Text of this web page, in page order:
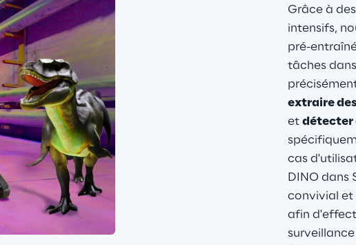
Grâce à
intensifs,
pré-
tâches
extraire
et détecter
cas
DINO dans
convivial et
afin